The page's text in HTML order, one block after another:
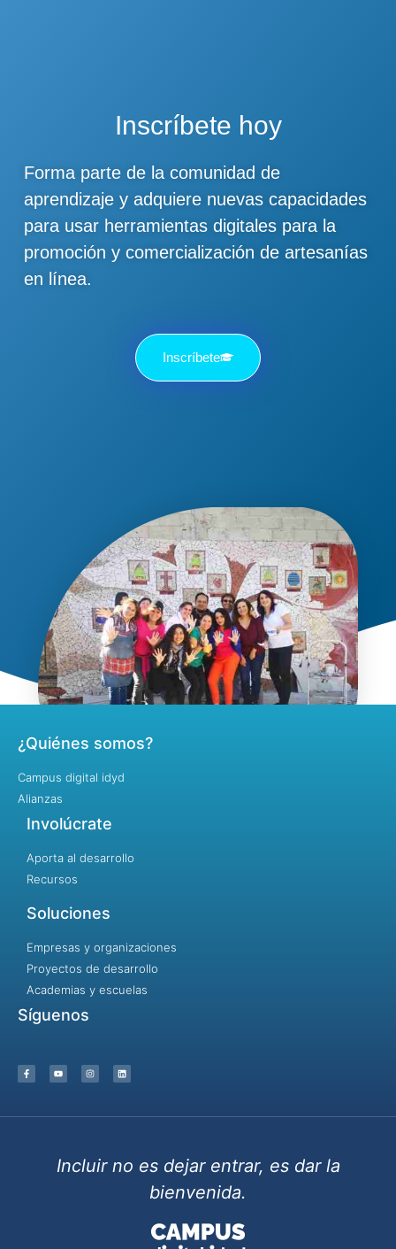
Inscríbete hoy
Forma parte de la comunidad de
aprendizaje y adquiere nuevas capacidades
para usar herramientas digitales para la
promoción y comercialización de artesanías
en línea.
Inscríbete
¿Quiénes somos?
Campus digital idyd
Alianzas
Involúcrate
Aporta al desarrollo
Recursos
Soluciones
Empresas y organizaciones
Proyectos de desarrollo
Academias y escuelas
Síguenos
Incluir no es dejar entrar, es dar la
bienvenida.